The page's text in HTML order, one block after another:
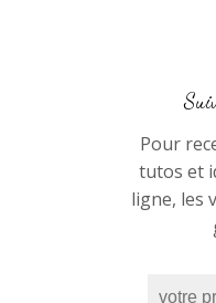
Pour
tutos et
ligne, les